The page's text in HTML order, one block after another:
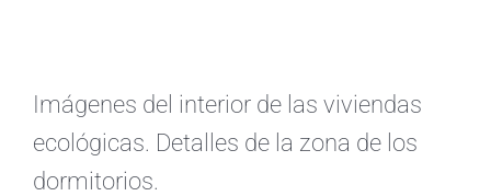
Imágenes del interior de las viviendas
ecológicas. Detalles de la zona de los
dormitorios.